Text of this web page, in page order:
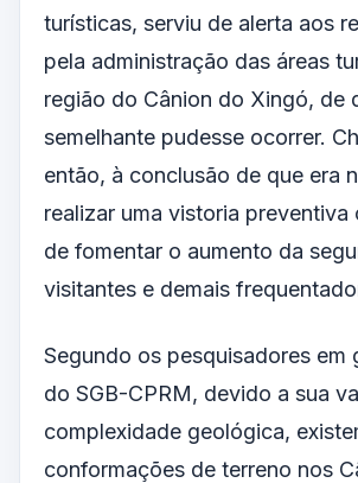
turísticas, serviu de alerta aos
pela administração das áreas
região do Cânion do Xingó, de
semelhante pudesse ocorrer.
então, à conclusão de que era
realizar uma vistoria preventiva
de fomentar o aumento da
visitantes e demais
Segundo os pesquisadores em
do SGB-CPRM, devido a sua
complexidade geológica,
conformações de terreno nos